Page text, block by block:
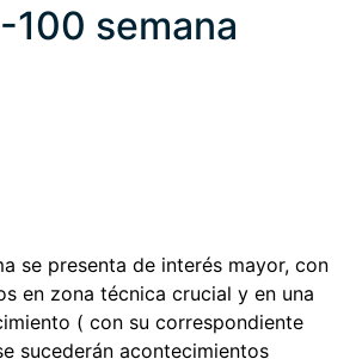
100 semana
se presenta de interés mayor, con
en zona técnica crucial y en una
( con su correspondiente
sucederán acontecimientos